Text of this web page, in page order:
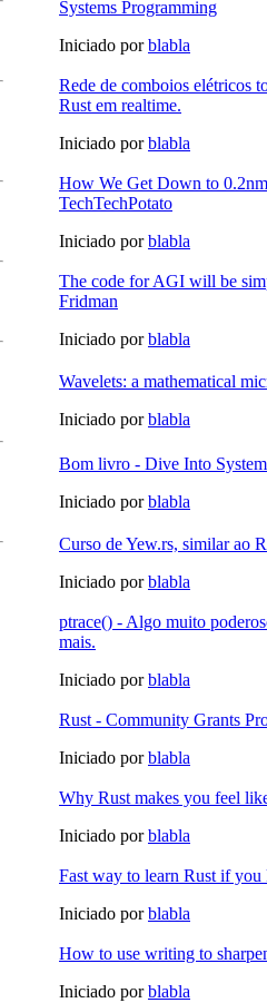
Systems Programming
Iniciado porblabla
Rede de comboios elétricos
Rust em realtime.
Iniciado porblabla
How We Get Down to
TechTechPotato
Iniciado porblabla
The code for AGI will be
Fridman
Iniciado porblabla
Wavelets: a mathematical
Iniciado porblabla
Bom livro - Dive Into
Iniciado porblabla
Curso de Yew.rs, similar ao
Iniciado porblabla
ptrace() - Algo muito
mais.
Iniciado porblabla
Rust - Community Grants
Iniciado porblabla
Why Rust makes you feel
Iniciado porblabla
Fast way to learn Rust if
Iniciado porblabla
How to use writing to
Iniciado porblabla